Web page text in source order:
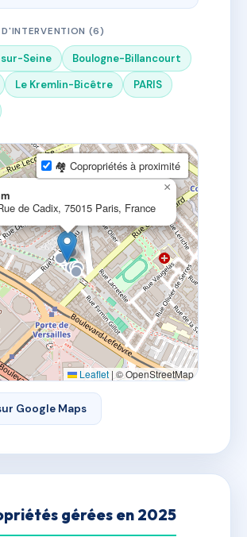
(6)
Seine
Boulogne-Billancourt
Le Kremlin-Bicêtre
PARIS
de Cadix, 75015 Paris, France
×
🏘 Copropriétés à proximité
Leaflet | © OpenStreetMap
Google Maps
gérées en 2025